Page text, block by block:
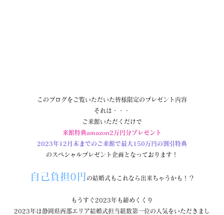
このブログをご覧いただいた皆様限定のプレゼント内容
それは・・・
ご来館いただくだけで
来館特典amazon2万円分プレゼント
2023年12月末までのご来館で最大150万円の割引特典
のスペシャルプレゼント企画となっております！
自己負担0円 の結婚式もこれなら出来ちゃうかも！？
もうすぐ2023年も締めくくり
2023年は静岡県西部エリア結婚式担当組数第一位の人気をいただきまし